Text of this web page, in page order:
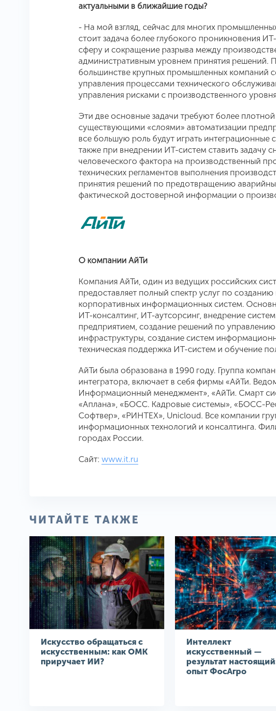
актуальными в ближайшие годы?
- На мой взгляд, сейчас для многих
стоит задача более глубокого проникновения
сферу и сокращение разрыва между
административным уровнем принятия решений.
большинстве крупных промышленных компаний
управления процессами технического
управления рисками с производственного
Эти две основные задачи требуют более
существующими «слоями» автоматизации
все большую роль будут играть интеграционные
также при внедрении ИТ-систем ставить задачу
человеческого фактора на производственный
технических регламентов выполнения
принятия решений по предотвращению
фактической достоверной информации о
О компании АйТи
Компания АйТи, один из ведущих российских
предоставляет полный спектр услуг по
корпоративных информационных систем.
ИТ-консалтинг, ИТ-аутсорсинг, внедрение
предприятием, создание решений по
инфраструктуры, создание систем
техническая поддержка ИТ-систем и обучение
АйТи была образована в 1990 году. Группа
интегратора, включает в себя фирмы «АйТи.
Информационный менеджмент», «АйТи. Смарт
«Аплана», «БОСС. Кадровые системы», «БОСС-
Софтвер», «РИНТЕХ», Unicloud. Все компании
информационных технологий и консалтинга.
городах России.
Сайт: www.it.ru
ЧИТАЙТЕ ТАКЖЕ
Искусство обращаться с
искусственным: как ОМК
приручает ИИ?
Интеллект
искусственный —
результат
опыт ФосАгро